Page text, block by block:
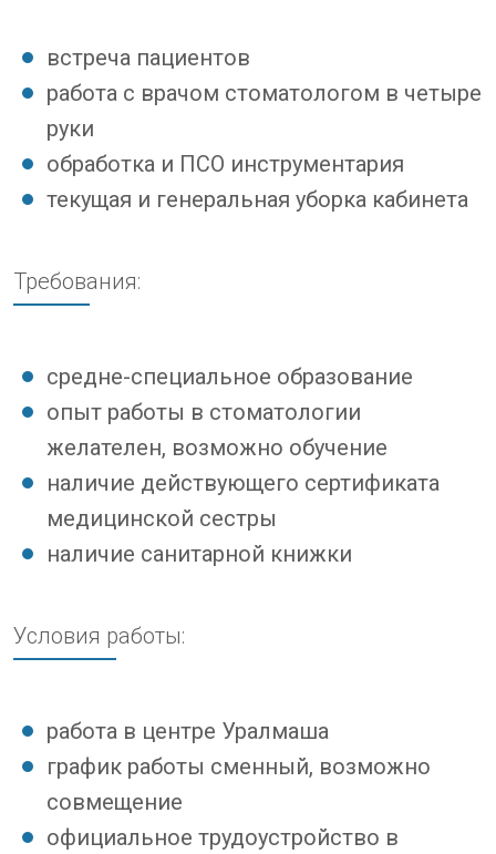
встреча пациентов
работа с врачом стоматологом в четыре
руки
обработка и ПСО инструментария
текущая и генеральная уборка кабинета
Требования:
средне-специальное образование
опыт работы в стоматологии
желателен, возможно обучение
наличие действующего сертификата
медицинской сестры
наличие санитарной книжки
Условия работы:
работа в центре Уралмаша
график работы сменный, возможно
совмещение
официальное трудоустройство в